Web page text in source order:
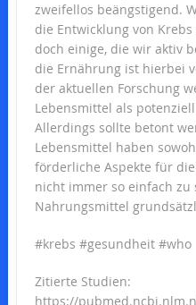
zweifellos beängstigend.
die Entwicklung von
doch einige, die wir aktiv
die Ernährung ist hierbei
der aktuellen Forschung
Lebensmittel als
Allerdings sollte betont
Lebensmittel haben
förderliche Aspekte für
nicht immer so einfach zu
Nahrungsmittel
#krebs #gesundheit #who
Zitierte Studien:
https://